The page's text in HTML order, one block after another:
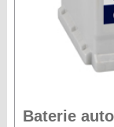
Baterie